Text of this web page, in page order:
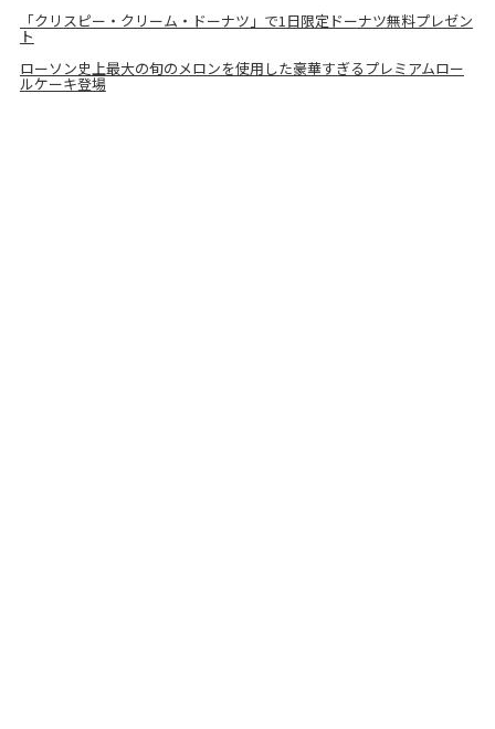
「クリスピー・クリーム・ドーナツ」で1日限定ドーナツ無料プレゼン
ト
ローソン史上最大の旬のメロンを使用した豪華すぎるプレミアムロー
ルケーキ登場